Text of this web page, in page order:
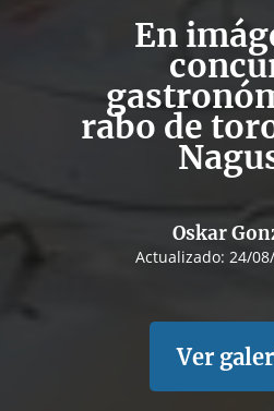
En
rabo de
Oskar
Actualizado: 24/
Ver